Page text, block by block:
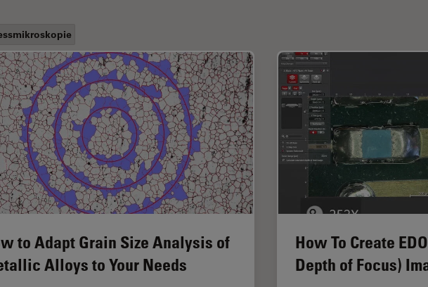
to Adapt Grain Size Analysis of
Alloys to Your Needs
How To Create
Depth of Focus)